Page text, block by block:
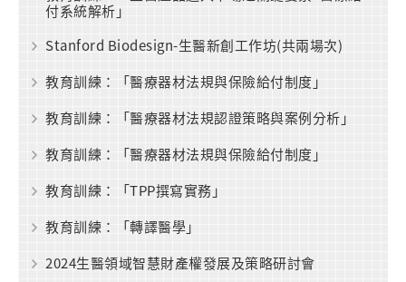
付系統解析」
Stanford Biodesign-生醫新創工作坊(共兩場次)
教育訓練：「醫療器材法規與保險給付制度」
教育訓練：「醫療器材法規認證策略與案例分析」
教育訓練：「醫療器材法規與保險給付制度」
教育訓練：「TPP撰寫實務」
教育訓練：「轉譯醫學」
2024生醫領域智慧財產權發展及策略研討會